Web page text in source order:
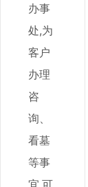
办事
处,为
客户
办理
咨
询、
看墓
等事
宜,可